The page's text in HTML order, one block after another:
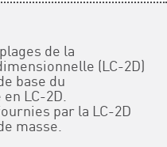
de la
(LC-2D)
base du
LC-2D.
par la LC-2D
masse.